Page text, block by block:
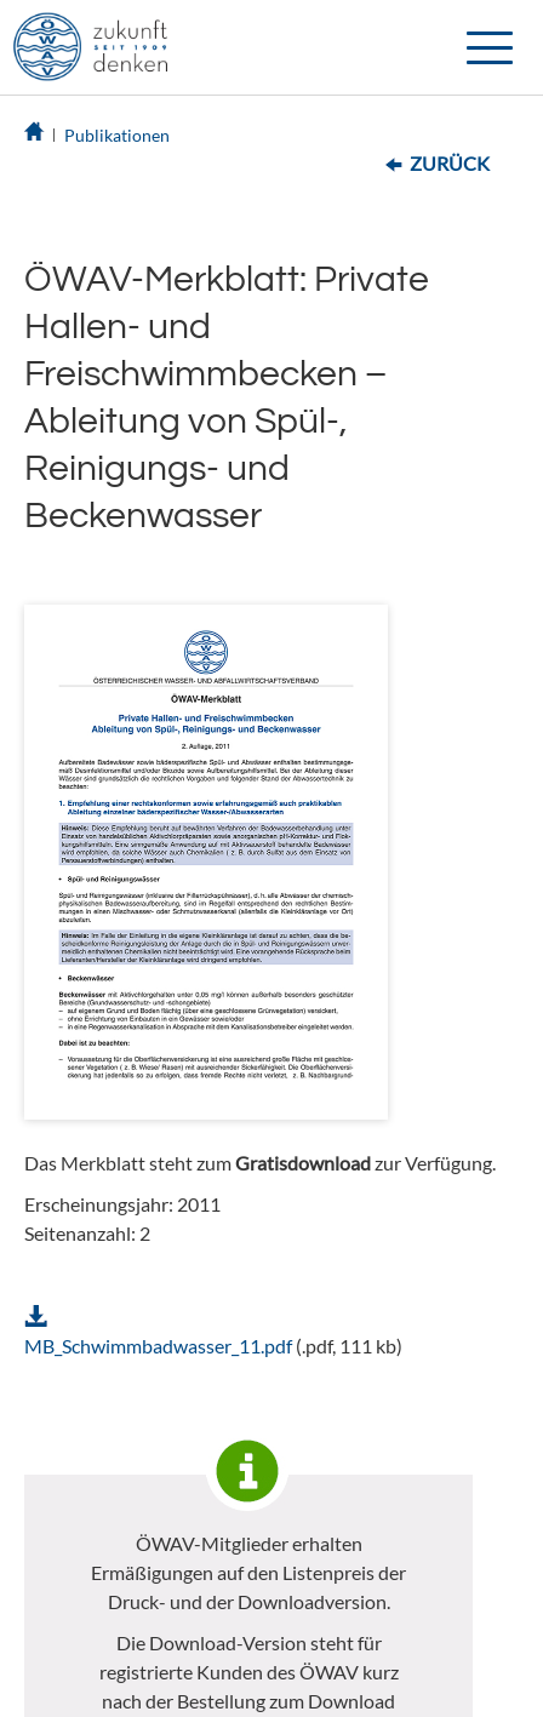
Toggle
Publikationen
ZURÜCK
ÖWAV-Merkblatt: Private
Hallen- und
Freischwimmbecken –
Ableitung von Spül-,
Reinigungs- und
Beckenwasser
Das Merkblatt steht zumGratisdownloadzur Verfügung.
Erscheinungsjahr: 2011
Seitenanzahl: 2
MB_Schwimmbadwasser_11.pdf(.pdf, 111 kb)
ÖWAV-Mitglieder erhalten
Ermäßigungen auf den Listenpreis der
Druck- und der Downloadversion.
Die Download-Version steht für
registrierte Kunden des ÖWAV kurz
nach der Bestellung zum Download